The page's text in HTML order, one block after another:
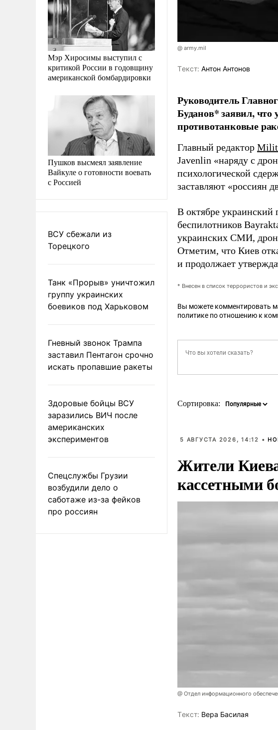
Мэр Хиросимы выступил с
критикой России в годовщину
американской бомбардировки
Пушков высмеял заявление
Вайкуле о готовности воевать
с Россией
ВСУ сбежали из
Торецкого
Танк «Прорыв» уничтожил
группу украинских
боевиков под Харьковом
Гневный звонок Трампа
заставил Пентагон срочно
искать пропавшие ракеты
Здоровые бойцы ВСУ
заразились ВИЧ после
американских
экспериментов
Спецслужбы Грузии
возбудили дело о
саботаже из-за фейков
про россиян
@ army.mil
Tекст: Антон Антонов
Руководитель
Буданов* заявил,
противотанковые
Главный редактор
Javenlin «наряду с
психологической
заставляют «россиян
В октябре украинский
беспилотников
украинских СМИ,
Отметим, что Киев
и продолжает
* Внесен в список террористов и
Вы можете комментировать
политике по отношению к
Сортировка:
5 АВГУСТА 2026, 14:12 •
Жители
кассетными
@ Отдел информационного
Tекст: Вера Басилая